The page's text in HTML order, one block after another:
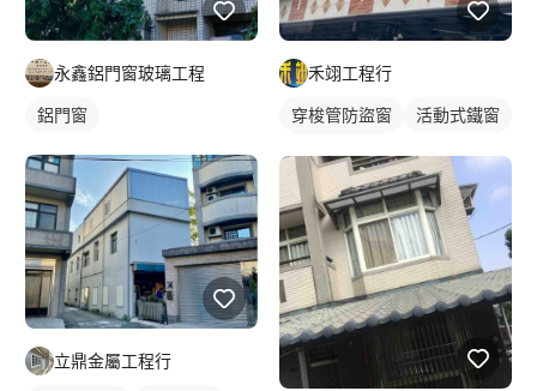
永鑫鋁門窗玻璃工程
鋁門窗
立鼎金屬工程行
禾翊工程行
穿梭管防盜窗
活動式鐵窗